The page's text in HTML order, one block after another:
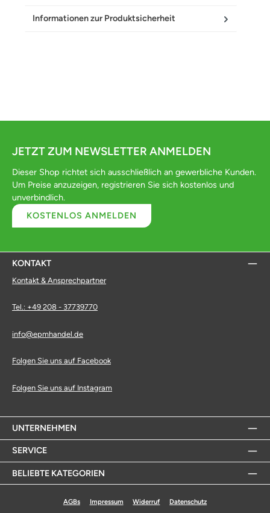
Informationen zur Produktsicherheit
JETZT ZUM NEWSLETTER ANMELDEN
Dieser Shop richtet sich ausschließlich an gewerbliche Kunden.
Um Preise anzuzeigen, registrieren Sie sich kostenlos und
unverbindlich.
KOSTENLOS ANMELDEN
KONTAKT
Kontakt & Ansprechpartner
Tel.: +49 208 - 37739770
info@epmhandel.de
Folgen Sie uns auf Facebook
Folgen Sie uns auf Instagram
UNTERNEHMEN
SERVICE
BELIEBTE KATEGORIEN
AGBs Impressum Widerruf Datenschutz